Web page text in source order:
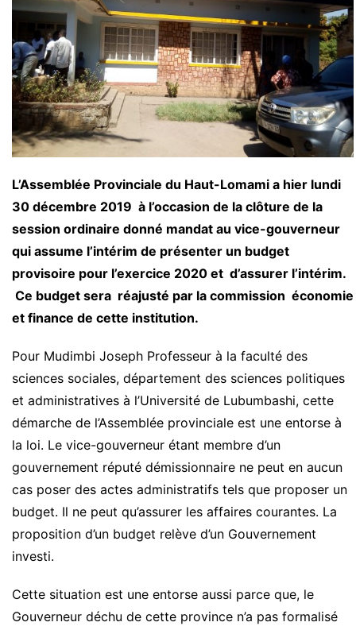
L’Assemblée Provinciale du Haut-Lomami a hier lundi
30 décembre 2019 à l’occasion de la clôture de la
session ordinaire donné mandat au vice-gouverneur
qui assume l’intérim de présenter un budget
provisoire pour l’exercice 2020 et d’assurer l’intérim.
Ce budget sera réajusté par la commission économie
et finance de cette institution.
Pour Mudimbi Joseph Professeur à la faculté des
sciences sociales, département des sciences politiques
et administratives à l’Université de Lubumbashi, cette
démarche de l’Assemblée provinciale est une entorse à
la loi. Le vice-gouverneur étant membre d’un
gouvernement réputé démissionnaire ne peut en aucun
cas poser des actes administratifs tels que proposer un
budget. Il ne peut qu’assurer les affaires courantes. La
proposition d’un budget relève d’un Gouvernement
investi.
Cette situation est une entorse aussi parce que, le
Gouverneur déchu de cette province n’a pas formalisé